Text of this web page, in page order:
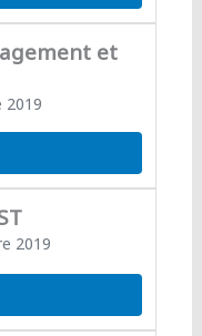
et
2019
2019